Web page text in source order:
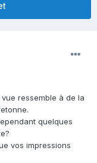
ressemble à de la
quelques
vos impressions